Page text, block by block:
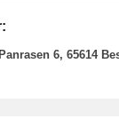
6, 65614